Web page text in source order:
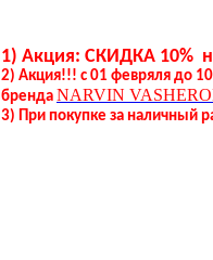
1) Акция: СКИДКА 10%
2) Акция!!! с 01 февряля до
бренда NARVIN
3) При покупке за наличный